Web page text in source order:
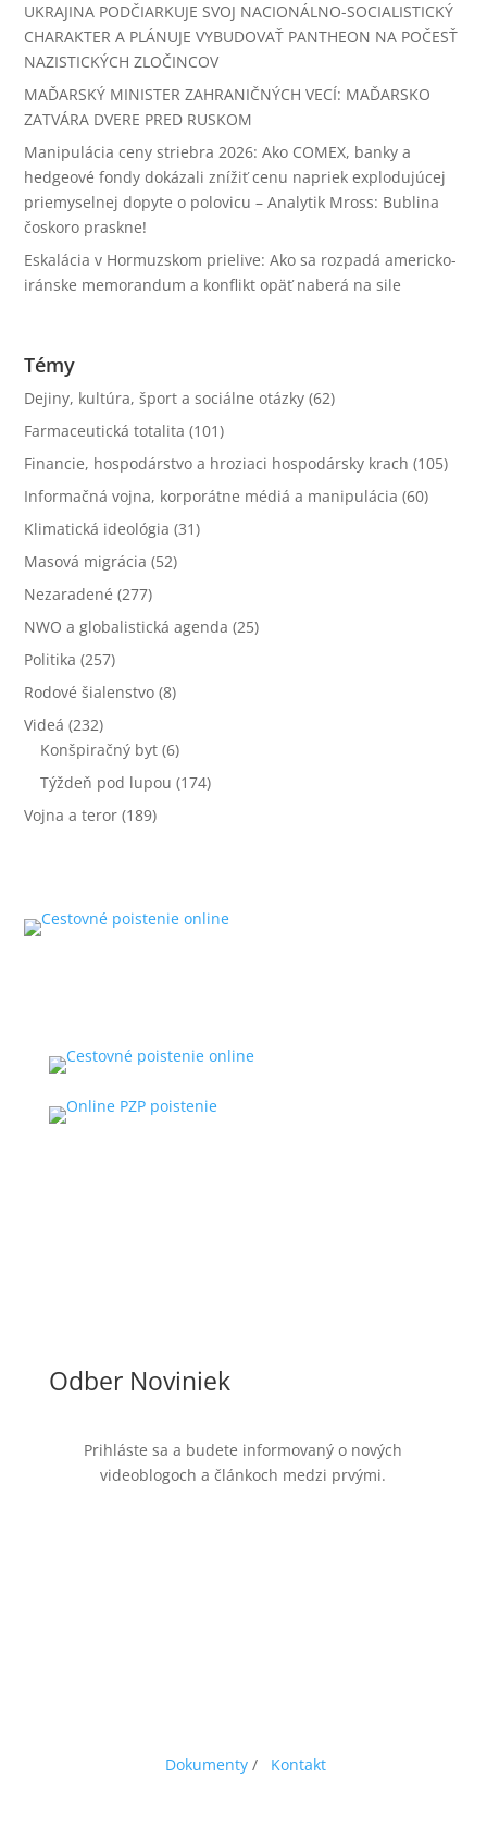
UKRAJINA PODČIARKUJE SVOJ NACIONÁLNO-SOCIALISTICKÝ
CHARAKTER A PLÁNUJE VYBUDOVAŤ PANTHEON NA POČESŤ
NAZISTICKÝCH ZLOČINCOV
MAĎARSKÝ MINISTER ZAHRANIČNÝCH VECÍ: MAĎARSKO
ZATVÁRA DVERE PRED RUSKOM
Manipulácia ceny striebra 2026: Ako COMEX, banky a
hedgeové fondy dokázali znížiť cenu napriek explodujúcej
priemyselnej dopyte o polovicu – Analytik Mross: Bublina
čoskoro praskne!
Eskalácia v Hormuzskom prielive: Ako sa rozpadá americko-
iránske memorandum a konflikt opäť naberá na sile
Témy
Dejiny, kultúra, šport a sociálne otázky (62)
Farmaceutická totalita (101)
Financie, hospodárstvo a hroziaci hospodársky krach (105)
Informačná vojna, korporátne médiá a manipulácia (60)
Klimatická ideológia (31)
Masová migrácia (52)
Nezaradené (277)
NWO a globalistická agenda (25)
Politika (257)
Rodové šialenstvo (8)
Videá (232)
Konšpiračný byt (6)
Týždeň pod lupou (174)
Vojna a teror (189)
Odber Noviniek
Prihláste sa a budete informovaný o nových
videoblogoch a článkoch medzi prvými.
Dokumenty/ Kontakt